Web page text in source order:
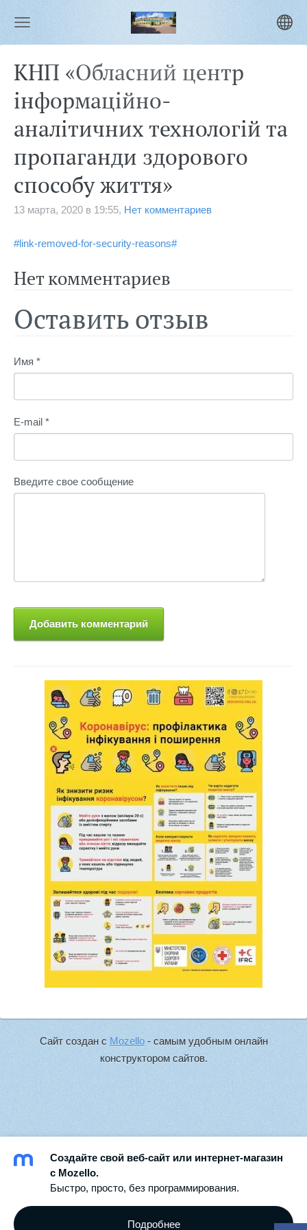
КНП «Обласний центр
інформаційно-
аналітичних технологій та
пропаганди здорового
способу життя»
13 марта, 2020 в 19:55, Нет комментариев
#link-removed-for-security-reasons#
Нет комментариев
Оставить отзыв
Имя *
E-mail *
Введите свое сообщение
Сайт создан с Mozello- самым удобным онлайн
конструктором сайтов.
Создайте свой веб-сайт или интернет-магазин
с Mozello.
Быстро, просто, без программирования.
Подробнее